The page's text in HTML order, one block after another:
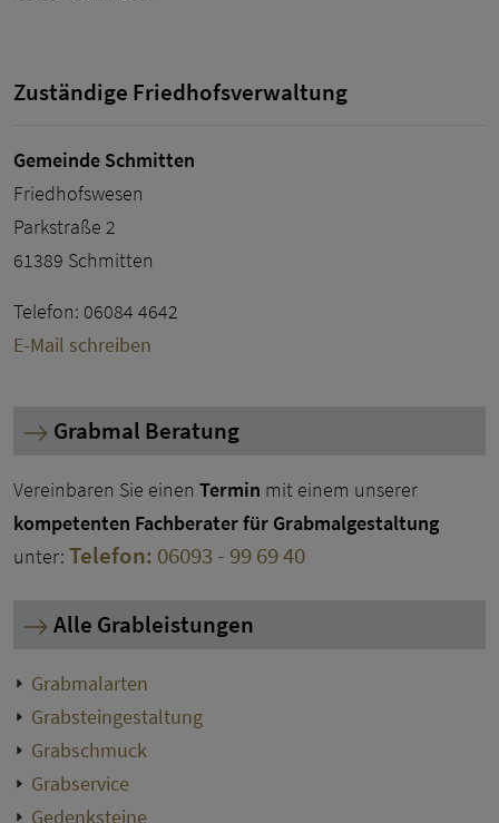
Zuständige Friedhofsverwaltung
Gemeinde Schmitten
Friedhofswesen
Parkstraße 2
61389 Schmitten
Telefon: 06084 4642
E-Mail schreiben
Grabmal Beratung
Vereinbaren Sie einen Termin mit einem unserer
kompetenten Fachberater für Grabmalgestaltung
unter: Telefon: 06093 - 99 69 40
Alle Grableistungen
Grabmalarten
Grabsteingestaltung
Grabschmuck
Grabservice
Gedenksteine